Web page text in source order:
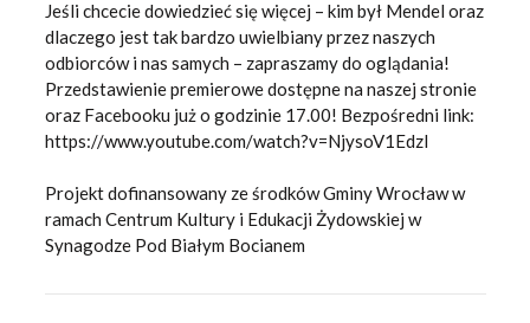
Jeśli chcecie dowiedzieć się więcej – kim był Mendel oraz
dlaczego jest tak bardzo uwielbiany przez naszych
odbiorców i nas samych – zapraszamy do oglądania!
Przedstawienie premierowe dostępne na naszej stronie
oraz Facebooku już o godzinie 17.00! Bezpośredni link:
https://www.youtube.com/watch?v=NjysoV1EdzI
Projekt dofinansowany ze środków Gminy Wrocław w
ramach Centrum Kultury i Edukacji Żydowskiej w
Synagodze Pod Białym Bocianem